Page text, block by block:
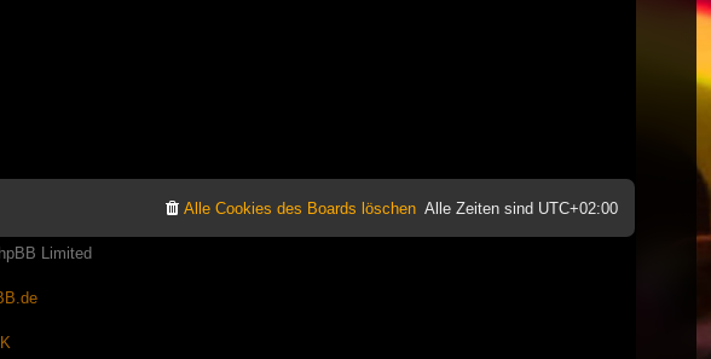
Alle Zeiten sind UTC+02:00
Alle Cookies des Boards löschen
Limited